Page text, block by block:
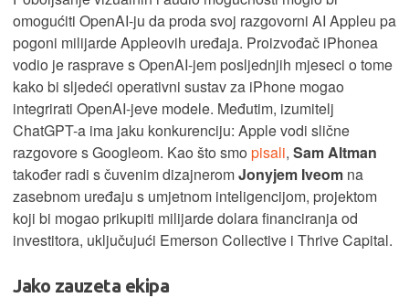
omogućiti OpenAI-ju da proda svoj razgovorni AI Appleu pa
pogoni milijarde Appleovih uređaja. Proizvođač iPhonea
vodio je rasprave s OpenAI-jem posljednjih mjeseci o tome
kako bi sljedeći operativni sustav za iPhone mogao
integrirati OpenAI-jeve modele. Međutim, izumitelj
ChatGPT-a ima jaku konkurenciju: Apple vodi slične
razgovore s Googleom. Kao što smo pisali, Sam Altman
također radi s čuvenim dizajneromJonyjem Iveom na
zasebnom uređaju s umjetnom inteligencijom, projektom
koji bi mogao prikupiti milijarde dolara financiranja od
investitora, uključujući Emerson Collective i Thrive Capital.
Jako zauzeta ekipa